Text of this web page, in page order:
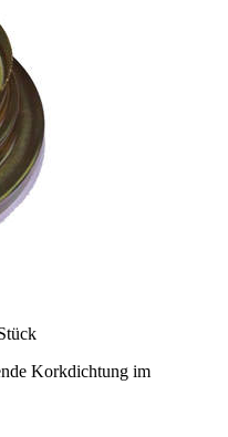
Korkdichtung im